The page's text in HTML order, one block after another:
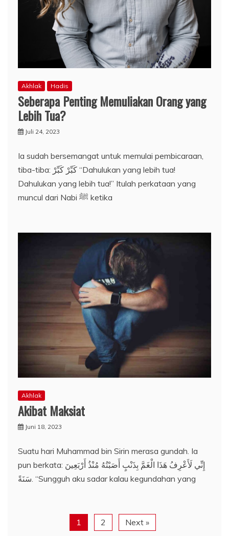
Akhlak Hadis
Seberapa Penting Memuliakan Orang yang
Lebih Tua?
Juli 24, 2023
Ia sudah bersemangat untuk memulai pembicaraan,
tiba-tiba: كَبِّرْ كَبِّرْ “Dahulukan yang lebih tua!
Dahulukan yang lebih tua!” Itulah perkataan yang
muncul dari Nabi ﷺ ketika
Akhlak
Akibat Maksiat
Juni 18, 2023
Suatu hari Muhammad bin Sirin merasa gundah. Ia
pun berkata: إِنِّي لَأَعْرِفُ هَذَا الْغَمَّ بِذَنْبٍ أَصَبْتُهُ مُنْذُ أَرْبَعِينَ
سَنَةً. “Sungguh aku sadar kalau kegundahan yang
1 2 Next »